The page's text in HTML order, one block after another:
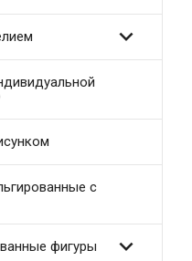

с
фигуры 